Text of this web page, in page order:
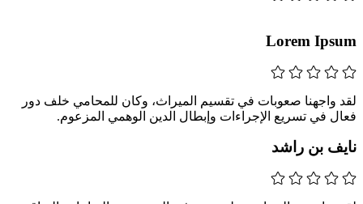
Lorem Ipsum
لقد واجهنا صعوبات في تقسيم الميراث، وكان للمحامي خلف دور
فعال في تسريع الإجراءات وإبطال الدين الوهمي المزعوم.
نايف بن راشد